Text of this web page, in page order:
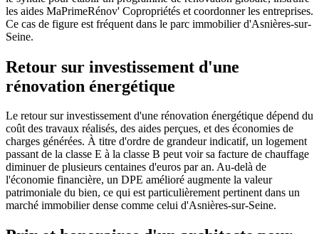
les aides MaPrimeRénov' Copropriétés et coordonner les entreprises.
Ce cas de figure est fréquent dans le parc immobilier d'Asnières-sur-
Seine.
Retour sur investissement d'une
rénovation énergétique
Le retour sur investissement d'une rénovation énergétique dépend du
coût des travaux réalisés, des aides perçues, et des économies de
charges générées. À titre d'ordre de grandeur indicatif, un logement
passant de la classe E à la classe B peut voir sa facture de chauffage
diminuer de plusieurs centaines d'euros par an. Au-delà de
l'économie financière, un DPE amélioré augmente la valeur
patrimoniale du bien, ce qui est particulièrement pertinent dans un
marché immobilier dense comme celui d'Asnières-sur-Seine.